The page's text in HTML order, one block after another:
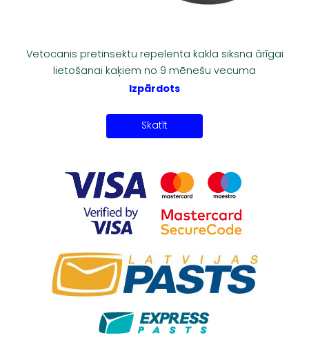
Vetocanis pretinsektu repelenta kakla siksna ārīgai
lietošanai kaķiem no 9 mēnešu vecuma
Izpārdots
Skatīt